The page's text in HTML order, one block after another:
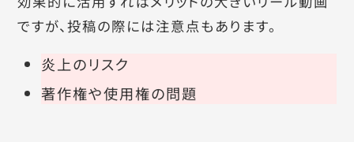
ですが、投稿の際には注意点もあります。
炎上のリスク
著作権や使用権の問題